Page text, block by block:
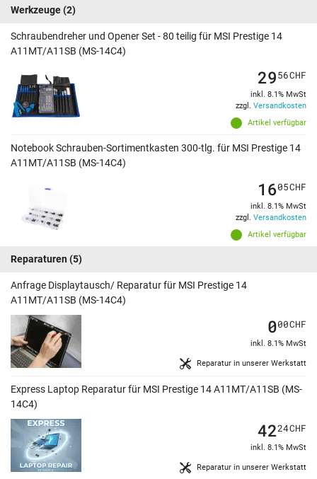
Werkzeuge(2)
Schraubendreher und Opener Set - 80 teilig für MSI Prestige 14
A11MT/A11SB (MS-14C4)
Artikel verfügbar
2956CHF
inkl. 8.1% MwSt
zzgl. Versandkosten
Notebook Schrauben-Sortimentkasten 300-tlg. für MSI Prestige 14
A11MT/A11SB (MS-14C4)
Artikel verfügbar
1605CHF
inkl. 8.1% MwSt
zzgl. Versandkosten
Reparaturen (5)
Anfrage Displaytausch/ Reparatur für MSI Prestige 14
A11MT/A11SB (MS-14C4)
Reparatur in unserer Werkstatt
000CHF
inkl. 8.1% MwSt
Express Laptop Reparatur für MSI Prestige 14 A11MT/A11SB (MS-
14C4)
Reparatur in unserer Werkstatt
4224CHF
inkl. 8.1% MwSt